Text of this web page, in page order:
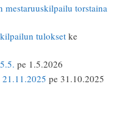
mestaruuskilpailu torstaina
tulokset ke
pe 1.5.2026
pe 31.10.2025